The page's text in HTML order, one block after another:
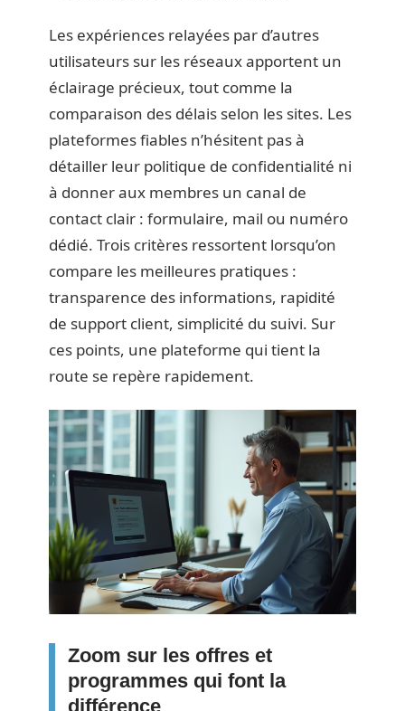
Les expériences relayées par d’autres
utilisateurs sur les réseaux apportent un
éclairage précieux, tout comme la
comparaison des délais selon les sites. Les
plateformes fiables n’hésitent pas à
détailler leur politique de confidentialité ni
à donner aux membres un canal de
contact clair : formulaire, mail ou numéro
dédié. Trois critères ressortent lorsqu’on
compare les meilleures pratiques :
transparence des informations, rapidité
de support client, simplicité du suivi. Sur
ces points, une plateforme qui tient la
route se repère rapidement.
Zoom sur les offres et
programmes qui font la
différence